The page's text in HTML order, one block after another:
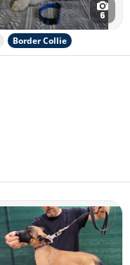
6
Border Collie